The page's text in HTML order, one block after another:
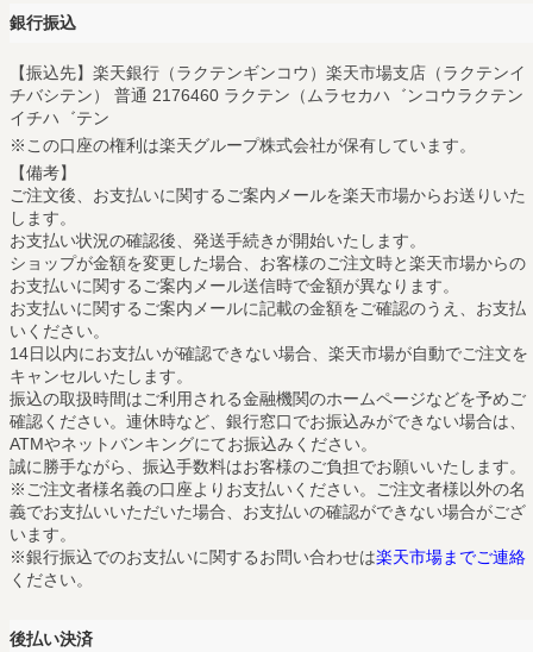
銀行振込
【振込先】楽天銀行（ラクテンギンコウ）楽天市場支店（ラクテンイ
チバシテン） 普通 2176460 ラクテン（ムラセカハ゛ンコウラクテン
イチハ゛テン
※この口座の権利は楽天グループ株式会社が保有しています。
【備考】
ご注文後、お支払いに関するご案内メールを楽天市場からお送りいた
します。
お支払い状況の確認後、発送手続きが開始いたします。
ショップが金額を変更した場合、お客様のご注文時と楽天市場からの
お支払いに関するご案内メール送信時で金額が異なります。
お支払いに関するご案内メールに記載の金額をご確認のうえ、お支払
いください。
14日以内にお支払いが確認できない場合、楽天市場が自動でご注文を
キャンセルいたします。
振込の取扱時間はご利用される金融機関のホームページなどを予めご
確認ください。連休時など、銀行窓口でお振込みができない場合は、
ATMやネットバンキングにてお振込みください。
誠に勝手ながら、振込手数料はお客様のご負担でお願いいたします。
※ご注文者様名義の口座よりお支払いください。ご注文者様以外の名
義でお支払いいただいた場合、お支払いの確認ができない場合がござ
います。
※銀行振込でのお支払いに関するお問い合わせは楽天市場までご連絡
ください。
後払い決済